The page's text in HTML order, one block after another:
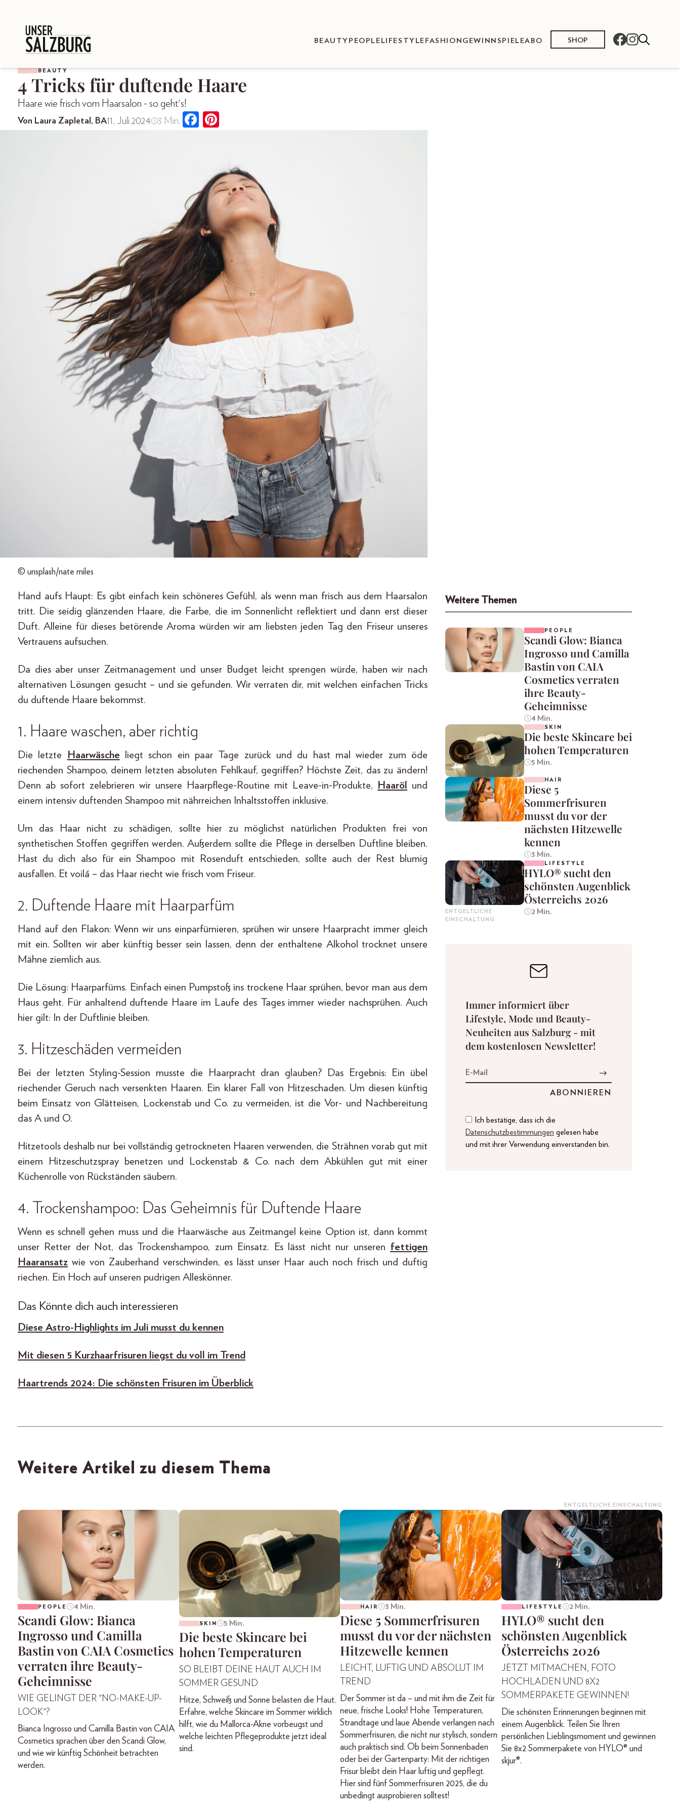
BEAUTY PEOPLE LIFESTYLE FASHION GEWINNSPIELEABO SHOP
BEAUTY
4 Tricks für duftende Haare
Haare wie frisch vom Haarsalon - so geht's!
Von Laura Zapletal, BA11. Juli 2024 3 Min.
© unsplash/nate miles
Hand aufs Haupt: Es gibt einfach kein schöneres Gefühl, als wenn man frisch aus dem Haarsalon
tritt. Die seidig glänzenden Haare, die Farbe, die im Sonnenlicht reflektiert und dann erst dieser
Duft. Alleine für dieses betörende Aroma würden wir am liebsten jeden Tag den Friseur unseres
Vertrauens aufsuchen.
Da dies aber unser Zeitmanagement und unser Budget leicht sprengen würde, haben wir nach
alternativen Lösungen gesucht – und sie gefunden. Wir verraten dir, mit welchen einfachen Tricks
du duftende Haare bekommst.
1. Haare waschen, aber richtig
Die letzte Haarwäsche liegt schon ein paar Tage zurück und du hast mal wieder zum öde
riechenden Shampoo, deinem letzten absoluten Fehlkauf, gegriffen? Höchste Zeit, das zu ändern!
Denn ab sofort zelebrieren wir unsere Haarpflege-Routine mit Leave-in-Produkte,
Haaröl
und
einem intensiv duftenden Shampoo mit nährreichen Inhaltsstoffen inklusive.
Um das Haar nicht zu schädigen, sollte hier zu möglichst natürlichen Produkten frei von
synthetischen Stoffen gegriffen werden. Außerdem sollte die Pflege in derselben Duftline bleiben.
Hast du dich also für ein Shampoo mit Rosenduft entschieden, sollte auch der Rest blumig
ausfallen. Et voilá – das Haar riecht wie frisch vom Friseur.
2. Duftende Haare mit Haarparfüm
Hand auf den Flakon: Wenn wir uns einparfümieren, sprühen wir unsere Haarpracht immer gleich
mit ein. Sollten wir aber künftig besser sein lassen, denn der enthaltene Alkohol trocknet unsere
Mähne ziemlich aus.
Die Lösung: Haarparfüms. Einfach einen Pumpstoß ins trockene Haar sprühen, bevor man aus dem
Haus geht. Für anhaltend duftende Haare im Laufe des Tages immer wieder nachsprühen. Auch
hier gilt: In der Duftlinie bleiben.
3. Hitzeschäden vermeiden
Bei der letzten Styling-Session musste die Haarpracht dran glauben? Das Ergebnis: Ein übel
riechender Geruch nach versenkten Haaren. Ein klarer Fall von Hitzeschaden. Um diesen künftig
beim Einsatz von Glätteisen, Lockenstab und Co. zu vermeiden, ist die Vor- und Nachbereitung
das A und O.
Hitzetools deshalb nur bei vollständig getrockneten Haaren verwenden, die Strähnen vorab gut mit
einem Hitzeschutzspray benetzen und Lockenstab & Co. nach dem Abkühlen gut mit einer
Küchenrolle von Rückständen säubern.
4. Trockenshampoo: Das Geheimnis für Duftende Haare
Wenn es schnell gehen muss und die Haarwäsche aus Zeitmangel keine Option ist, dann kommt
unser Retter der Not, das Trockenshampoo, zum Einsatz. Es lässt nicht nur unseren fettigen
Haaransatz wie von Zauberhand verschwinden, es lässt unser Haar auch noch frisch und duftig
riechen. Ein Hoch auf unseren pudrigen Alleskönner.
Das Könnte dich auch interessieren
Diese Astro-Highlights im Juli musst du kennen
Mit diesen 5 Kurzhaarfrisuren liegst du voll im Trend
Haartrends 2024: Die schönsten Frisuren im Überblick
Weitere Themen
PEOPLE
Scandi Glow: Bianca
Ingrosso und Camilla
Bastin von CAIA
Cosmetics verraten
ihre Beauty-
Geheimnisse
4 Min.
SKIN
Die beste Skincare bei
hohen Temperaturen
5 Min.
HAIR
Diese 5
Sommerfrisuren
musst du vor der
nächsten Hitzewelle
kennen
3 Min.
ENTGELTLICHE
EINSCHALTUNG
LIFESTYLE
HYLO® sucht den
schönsten Augenblick
Österreichs 2026
2 Min.
Immer informiert über
Lifestyle, Mode und Beauty-
Neuheiten aus Salzburg - mit
dem kostenlosen Newsletter!
Ich bestätige, dass ich die
Datenschutzbestimmungen gelesen habe
und mit ihrer Verwendung einverstanden bin.
Weitere Artikel zu diesem Thema
PEOPLE 4 Min.
Scandi Glow: Bianca
Ingrosso und Camilla
Bastin von CAIA Cosmetics
verraten ihre Beauty-
Geheimnisse
WIE GELINGT DER "NO-MAKE-UP-
LOOK"?
Bianca Ingrosso und Camilla Bastin von CAIA
Cosmetics sprachen über den Scandi Glow,
und wie wir künftig Schönheit betrachten
werden.
SKIN 5 Min.
Die beste Skincare bei
hohen Temperaturen
SO BLEIBT DEINE HAUT AUCH IM
SOMMER GESUND
Hitze, Schweiß und Sonne belasten die Haut.
Erfahre, welche Skincare im Sommer wirklich
hilft, wie du Mallorca-Akne vorbeugst und
welche leichten Pflegeprodukte jetzt ideal
sind.
HAIR 3 Min.
Diese 5 Sommerfrisuren
musst du vor der nächsten
Hitzewelle kennen
LEICHT, LUFTIG UND ABSOLUT IM
TREND
Der Sommer ist da – und mit ihm die Zeit für
neue, frische Looks! Hohe Temperaturen,
Strandtage und laue Abende verlangen nach
Sommerfrisuren, die nicht nur stylisch, sondern
auch praktisch sind. Ob beim Sonnenbaden
oder bei der Gartenparty: Mit der richtigen
Frisur bleibt dein Haar luftig und gepflegt.
Hier sind fünf Sommerfrisuren 2025, die du
unbedingt ausprobieren solltest!
ENTGELTLICHE EINSCHALTUNG
LIFESTYLE 2 Min.
HYLO® sucht den
schönsten Augenblick
Österreichs 2026
JETZT MITMACHEN, FOTO
HOCHLADEN UND 8X2
SOMMERPAKETE GEWINNEN!
Die schönsten Erinnerungen beginnen mit
einem Augenblick. Teilen Sie Ihren
persönlichen Lieblingsmoment und gewinnen
Sie 8x2 Sommerpakete von HYLO® und
skjur®.